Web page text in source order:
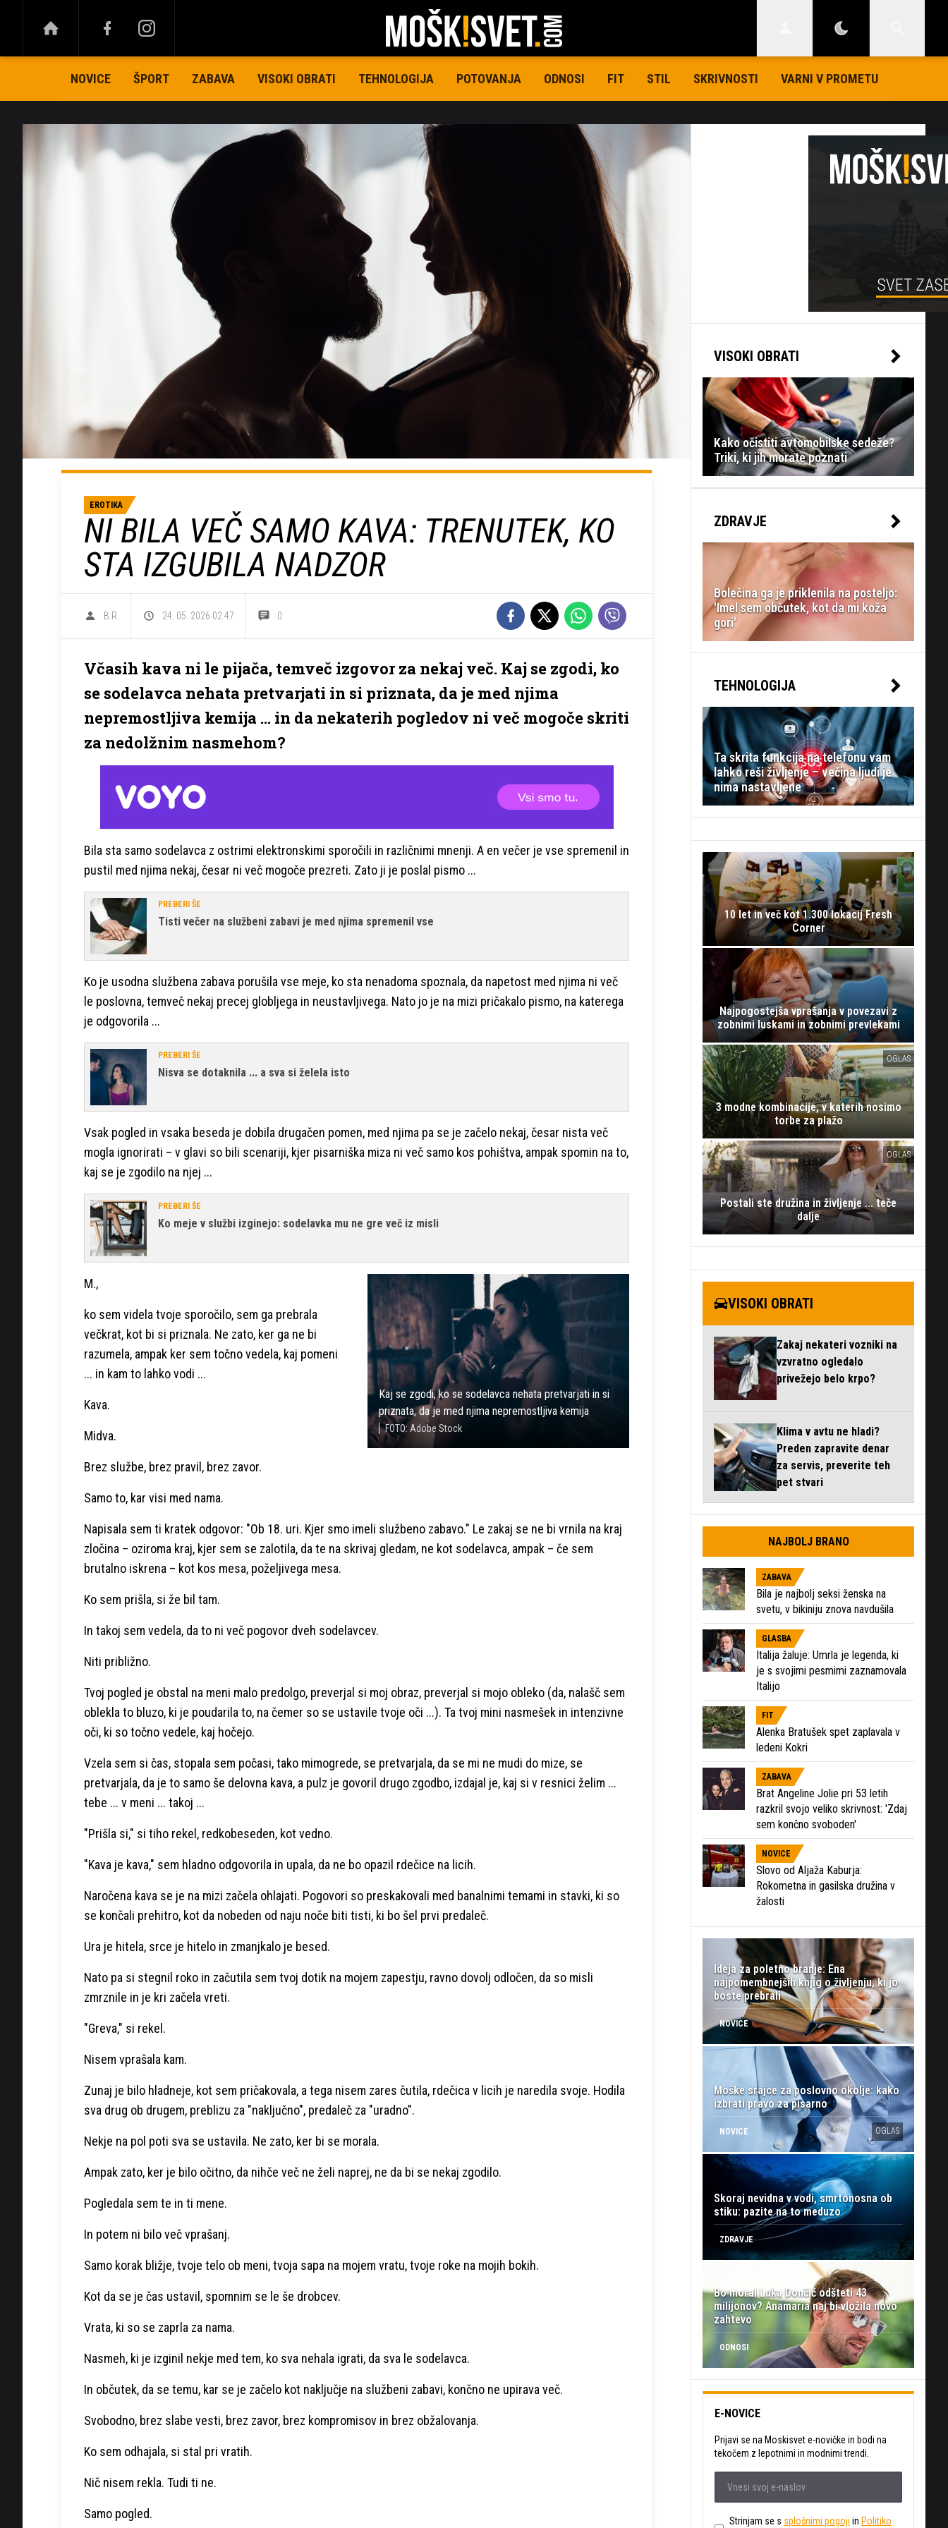
NOVICE ŠPORT ZABAVA VISOKI OBRATI TEHNOLOGIJA POTOVANJA ODNOSI FIT STIL SKRIVNOSTI VARNI V PROMETU
EROTIKA
NI BILA VEČ SAMO KAVA: TRENUTEK, KO
STA IZGUBILA NADZOR
B.R. 24. 05. 2026 02.47 0
Včasih kava ni le pijača, temveč izgovor za nekaj več. Kaj se zgodi, ko
se sodelavca nehata pretvarjati in si priznata, da je med njima
nepremostljiva kemija ... in da nekaterih pogledov ni več mogoče skriti
za nedolžnim nasmehom?
Bila sta samo sodelavca z ostrimi elektronskimi sporočili in različnimi mnenji. A en večer je vse spremenil in
pustil med njima nekaj, česar ni več mogoče prezreti. Zato ji je poslal pismo ...
PREBERI ŠE
Tisti večer na službeni zabavi je med njima spremenil vse
Ko je usodna službena zabava porušila vse meje, ko sta nenadoma spoznala, da napetost med njima ni več
le poslovna, temveč nekaj precej globljega in neustavljivega. Nato jo je na mizi pričakalo pismo, na katerega
je odgovorila ...
PREBERI ŠE
Nisva se dotaknila ... a sva si želela isto
Vsak pogled in vsaka beseda je dobila drugačen pomen, med njima pa se je začelo nekaj, česar nista več
mogla ignorirati – v glavi so bili scenariji, kjer pisarniška miza ni več samo kos pohištva, ampak spomin na to,
kaj se je zgodilo na njej ...
PREBERI ŠE
Ko meje v službi izginejo: sodelavka mu ne gre več iz misli
Kaj se zgodi, ko se sodelavca nehata pretvarjati in si
priznata, da je med njima nepremostljiva kemija
FOTO: Adobe Stock
M.,
ko sem videla tvoje sporočilo, sem ga prebrala
večkrat, kot bi si priznala. Ne zato, ker ga ne bi
razumela, ampak ker sem točno vedela, kaj pomeni
... in kam to lahko vodi ...
Kava.
Midva.
Brez službe, brez pravil, brez zavor.
Samo to, kar visi med nama.
Napisala sem ti kratek odgovor: "Ob 18. uri. Kjer smo imeli službeno zabavo." Le zakaj se ne bi vrnila na kraj
zločina – oziroma kraj, kjer sem se zalotila, da te na skrivaj gledam, ne kot sodelavca, ampak – če sem
brutalno iskrena – kot kos mesa, poželjivega mesa.
Ko sem prišla, si že bil tam.
In takoj sem vedela, da to ni več pogovor dveh sodelavcev.
Niti približno.
Tvoj pogled je obstal na meni malo predolgo, preverjal si moj obraz, preverjal si mojo obleko (da, nalašč sem
oblekla to bluzo, ki je poudarila to, na čemer so se ustavile tvoje oči ...). Ta tvoj mini nasmešek in intenzivne
oči, ki so točno vedele, kaj hočejo.
Vzela sem si čas, stopala sem počasi, tako mimogrede, se pretvarjala, da se mi ne mudi do mize, se
pretvarjala, da je to samo še delovna kava, a pulz je govoril drugo zgodbo, izdajal je, kaj si v resnici želim ...
tebe ... v meni ... takoj ...
"Prišla si," si tiho rekel, redkobeseden, kot vedno.
"Kava je kava," sem hladno odgovorila in upala, da ne bo opazil rdečice na licih.
Naročena kava se je na mizi začela ohlajati. Pogovori so preskakovali med banalnimi temami in stavki, ki so
se končali prehitro, kot da nobeden od naju noče biti tisti, ki bo šel prvi predaleč.
Ura je hitela, srce je hitelo in zmanjkalo je besed.
Nato pa si stegnil roko in začutila sem tvoj dotik na mojem zapestju, ravno dovolj odločen, da so misli
zmrznile in je kri začela vreti.
"Greva," si rekel.
Nisem vprašala kam.
Zunaj je bilo hladneje, kot sem pričakovala, a tega nisem zares čutila, rdečica v licih je naredila svoje. Hodila
sva drug ob drugem, preblizu za "naključno", predaleč za "uradno".
Nekje na pol poti sva se ustavila. Ne zato, ker bi se morala.
Ampak zato, ker je bilo očitno, da nihče več ne želi naprej, ne da bi se nekaj zgodilo.
Pogledala sem te in ti mene.
In potem ni bilo več vprašanj.
Samo korak bližje, tvoje telo ob meni, tvoja sapa na mojem vratu, tvoje roke na mojih bokih.
Kot da se je čas ustavil, spomnim se le še drobcev.
Vrata, ki so se zaprla za nama.
Nasmeh, ki je izginil nekje med tem, ko sva nehala igrati, da sva le sodelavca.
In občutek, da se temu, kar se je začelo kot naključje na službeni zabavi, končno ne upirava več.
Svobodno, brez slabe vesti, brez zavor, brez kompromisov in brez obžalovanja.
Ko sem odhajala, si stal pri vratih.
Nič nisem rekla. Tudi ti ne.
Samo pogled.
VISOKI OBRATI
Kako očistiti avtomobilske sedeže?
Triki, ki jih morate poznati
ZDRAVJE
Bolečina ga je priklenila na posteljo:
'Imel sem občutek, kot da mi koža
gori'
TEHNOLOGIJA
Ta skrita funkcija na telefonu vam
lahko reši življenje – večina ljudi je
nima nastavljene
10 let in več kot 1.300 lokacij Fresh
Corner
Najpogostejša vprašanja v povezavi z
zobnimi luskami in zobnimi prevlekami
OGLAS
3 modne kombinacije, v katerih nosimo
torbe za plažo
OGLAS
Postali ste družina in življenje ... teče
dalje
VISOKI OBRATI
Zakaj nekateri vozniki na
vzvratno ogledalo
privežejo belo krpo?
Klima v avtu ne hladi?
Preden zapravite denar
za servis, preverite teh
pet stvari
NAJBOLJ BRANO
ZABAVA
Bila je najbolj seksi ženska na
svetu, v bikiniju znova navdušila
GLASBA
Italija žaluje: Umrla je legenda, ki
je s svojimi pesmimi zaznamovala
Italijo
FIT
Alenka Bratušek spet zaplavala v
ledeni Kokri
ZABAVA
Brat Angeline Jolie pri 53 letih
razkril svojo veliko skrivnost: 'Zdaj
sem končno svoboden'
NOVICE
Slovo od Aljaža Kaburja:
Rokometna in gasilska družina v
žalosti
Ideja za poletno branje: Ena
najpomembnejših knjig o življenju, ki jo
boste prebrali
NOVICE
Moške srajce za poslovno okolje: kako
izbrati pravo za pisarno
NOVICE OGLAS
Skoraj nevidna v vodi, smrtonosna ob
stiku: pazite na to meduzo
ZDRAVJE
Bo moral Luka Dončić odšteti 43
milijonov? Anamaria naj bi vložila novo
zahtevo
ODNOSI
E-NOVICE
Prijavi se na Moskisvet e-novičke in bodi na
tekočem z lepotnimi in modnimi trendi.
Strinjam se s splošnimi pogoji in Politiko